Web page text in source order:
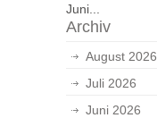
Juni...
Archiv
August 2026
Juli 2026
Juni 2026